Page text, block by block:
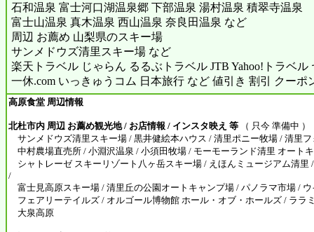
石和温泉 富士河口湖温泉郷 下部温泉 湯村温泉 積翠寺温泉
富士山温泉 真木温泉 西山温泉 奈良田温泉 など
周辺 お薦め 山梨県のスキー場
サンメドウズ清里スキー場 など
楽天トラベル じゃらん るるぶトラベル JTB Yahoo!トラベル
一休.com いっきゅうコム 日本旅行 など 値引き 割引 クーポ
高原食堂 周辺情報
北杜市内 周辺 お薦め観光地 / お店情報 / インスタ映え 等 （ 只今 準備中 ）
サンメドウズ清里スキー場 / 黒井健絵本ハウス / 清里ポニー牧場 / 清里
中村農場直売所 / 小淵沢温泉 / 小須田牧場 / モーモーランド清里 オート
シャトレーゼ スキーリゾート八ヶ岳スキー場 / えほんミュージアム清里
/
富士見高原スキー場 / 清里丘の公園オートキャンプ場 / パノラマ市場 /
フェアリーテイルズ / オルゴール博物館 ホール・オブ・ホールズ / ララ
大泉高原